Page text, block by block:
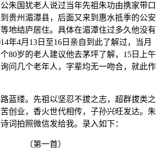
朱国犹老人说过当年先祖朱功由携家带口
贵州湄潭县，后面又来到惠水抵季的公安
地结庐居住。具体在湄潭住过多久他没有
年4月13日至16日亲自到此了解过，当月
80岁的老人建议他去茅坪了解，15日上午
问几个老年人，字辈均无一吻合，就此作
蓝缕。先祖以坚忍不拔之志，超群拔类之
创业，香火世代相传，子孙兴旺发达。朱
词拍照微信发给我。录入如下：
（第一首）